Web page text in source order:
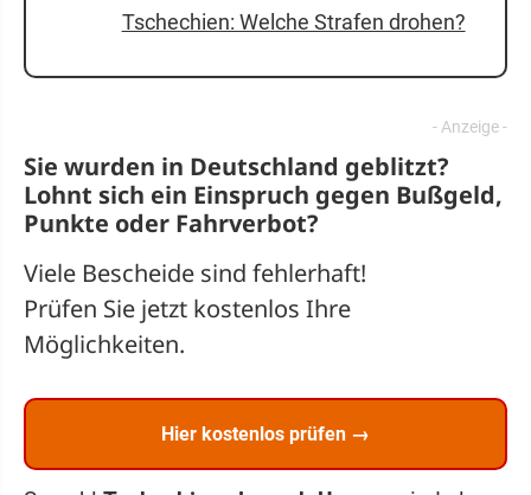
Tschechien: Welche Strafen drohen?
Sie wurden in Deutschland geblitzt?
Lohnt sich ein Einspruch gegen Bußgeld,
Punkte oder Fahrverbot?
Viele Bescheide sind fehlerhaft!
Prüfen Sie jetzt kostenlos Ihre
Möglichkeiten.
Hier kostenlos prüfen →